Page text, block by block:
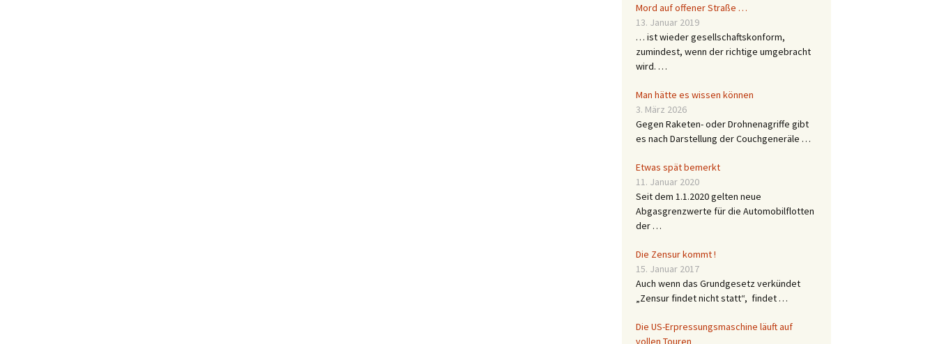
Mord auf offener Straße …
13. Januar 2019
… ist wieder gesellschaftskonform,
zumindest, wenn der richtige umgebracht
wird. …
Man hätte es wissen können
3. März 2026
Gegen Raketen- oder Drohnenagriffe gibt
es nach Darstellung der Couchgeneräle …
Etwas spät bemerkt
11. Januar 2020
Seit dem 1.1.2020 gelten neue
Abgasgrenzwerte für die Automobilflotten
der …
Die Zensur kommt !
15. Januar 2017
Auch wenn das Grundgesetz verkündet
„Zensur findet nicht statt“, findet …
Die US-Erpressungsmaschine läuft auf
vollen Touren